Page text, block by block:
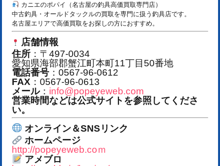
カニエのポパイ（名古屋の釣具高価買取専門店）
中古釣具・オールドタックルの買取を専門に扱う釣具店です。
名古屋エリアで高価買取をお探しの方におすすめ。
店舗情報
住所 ：〒497-0034
愛知県海部郡蟹江町本町11丁目50番地
電話番号 ：0567-96-0612
FAX ：0567-96-0613
メール： info@popeyeweb.com
営業時間などは公式サイトを参照してくださ
い。
オンライン＆SNSリンク
ホームページ
http://popeyeweb.coｍ
アメブロ